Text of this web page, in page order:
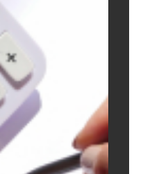
Вид работы:
Магистерские
диссертации